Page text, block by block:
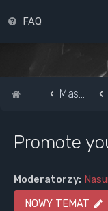
FAQ
Strona główna
Masterful Magazine Message Board
Promote
Moderatorzy:
NOWY TEMAT